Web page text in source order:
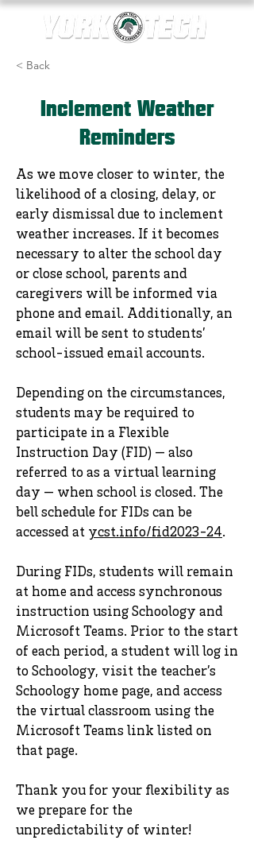
< Back
Inclement Weather
Reminders
As we move closer to winter, the
likelihood of a closing, delay, or
early dismissal due to inclement
weather increases. If it becomes
necessary to alter the school day
or close school, parents and
caregivers will be informed via
phone and email. Additionally, an
email will be sent to students’
school-issued email accounts.
Depending on the circumstances,
students may be required to
participate in a Flexible
Instruction Day (FID) — also
referred to as a virtual learning
day — when school is closed. The
bell schedule for FIDs can be
accessed at ycst.info/fid2023-24.
During FIDs, students will remain
at home and access synchronous
instruction using Schoology and
Microsoft Teams. Prior to the start
of each period, a student will log in
to Schoology, visit the teacher’s
Schoology home page, and access
the virtual classroom using the
Microsoft Teams link listed on
that page.
Thank you for your flexibility as
we prepare for the
unpredictability of winter!